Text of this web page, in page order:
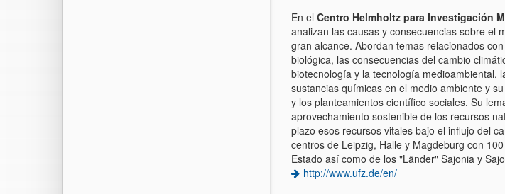
En el Centro Helmholtz para Investigación
analizan las causas y consecuencias sobre el
gran alcance. Abordan temas relacionados
biológica, las consecuencias del cambio
biotecnología y la tecnología medioambiental,
sustancias químicas en el medio ambiente y
y los planteamientos científico sociales. Su
aprovechamiento sostenible de los recursos
plazo esos recursos vitales bajo el influjo del
centros de Leipzig, Halle y Magdeburg con
Estado así como de los "Länder" Sajonia y
http://www.ufz.de/en/